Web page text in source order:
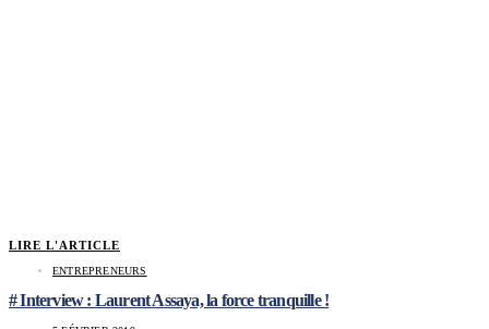
LIRE L'ARTICLE
ENTREPRENEURS
# Interview : Laurent Assaya, la force tranquille !